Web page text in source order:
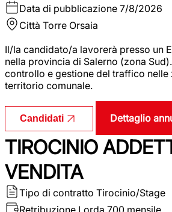
Data di pubblicazione 7/8/2026
Città Torre Orsaia
Il/la candidato/a lavorerà presso un
nella provincia di Salerno (zona
controllo e gestione del traffico nelle
territorio comunale.
Candidati Dettaglio
TIROCINIO
VENDITA
Tipo di contratto Tirocinio/Stage
Retribuzione Lorda 700 mensile